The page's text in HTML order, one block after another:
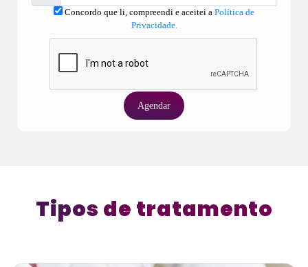
Concordo que li, compreendi e aceitei a Política de
Privacidade.
Agendar
Tipos de tratamento